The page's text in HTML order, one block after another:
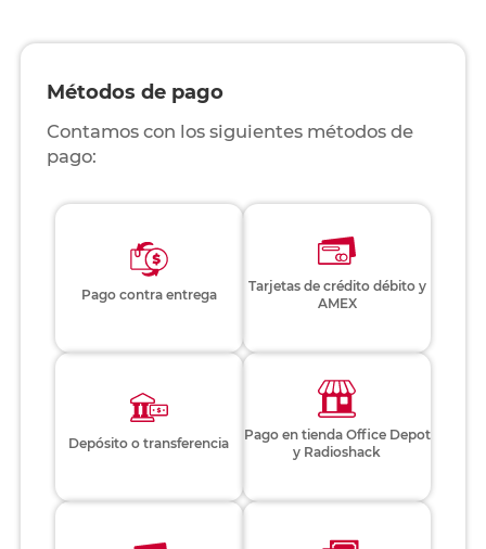
Métodos de pago
Contamos con los siguientes métodos de
pago:
Pago contra entrega
Tarjetas de crédito débito y
AMEX
Depósito o transferencia
Pago en tienda Office Depot
y Radioshack